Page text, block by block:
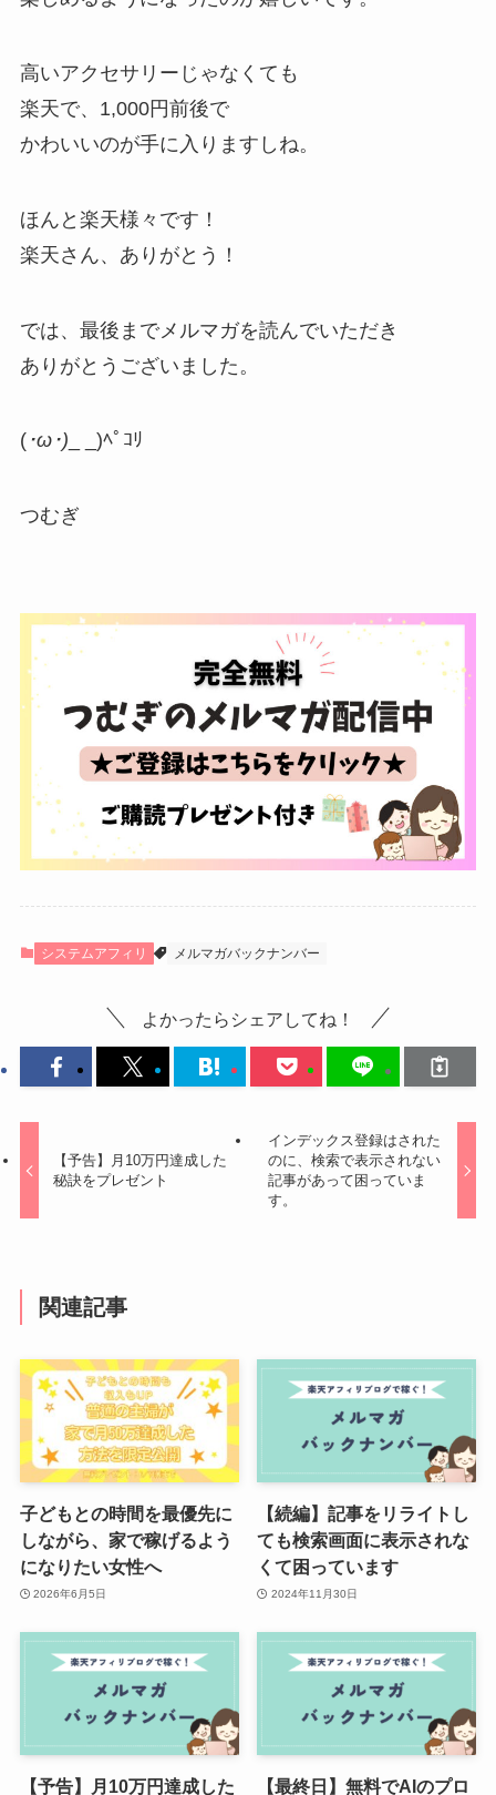
高いアクセサリーじゃなくても
楽天で、1,000円前後で
かわいいのが手に入りますしね。
ほんと楽天様々です！
楽天さん、ありがとう！
では、最後までメルマガを読んでいただき
ありがとうございました。
(･ω･) _ _)ﾍﾟｺﾘ
つむぎ
システムアフィリ メルマガバックナンバー
よかったらシェアしてね！
【予告】月10万円達成した
秘訣をプレゼント
インデックス登録はされた
のに、検索で表示されない
記事があって困っていま
す。
関連記事
子どもとの時間を最優先に
しながら、家で稼げるよう
になりたい女性へ
2026年6月5日
【続編】記事をリライトし
ても検索画面に表示されな
くて困っています
2024年11月30日
【予告】月10万円達成した 【最終日】無料でAIのプロ